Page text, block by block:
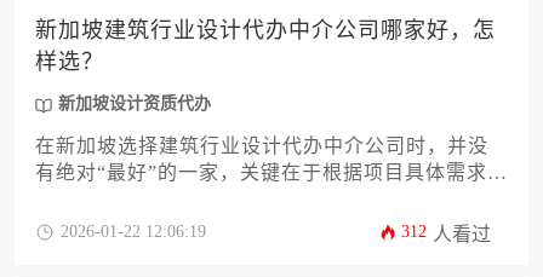
著缩短审批周期并降低合规风险。
新加坡建筑行业设计代办中介公司哪家好，怎
样选？
新加坡设计资质代办
在新加坡选择建筑行业设计代办中介公司时，并没
有绝对“最好”的一家，关键在于根据项目具体需求、
服务性价比进行综合评估。本文将深入剖析十二个
2026-01-22 12:06:19 312 人看过